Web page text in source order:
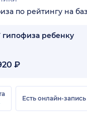
по рейтингу на
ребенку
₽
Есть онлайн-запись